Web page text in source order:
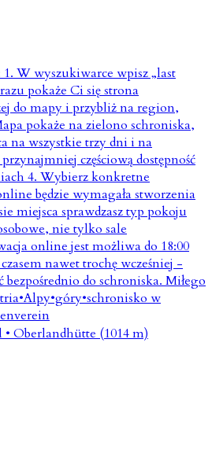
• Oberlandhütte (1014 m)